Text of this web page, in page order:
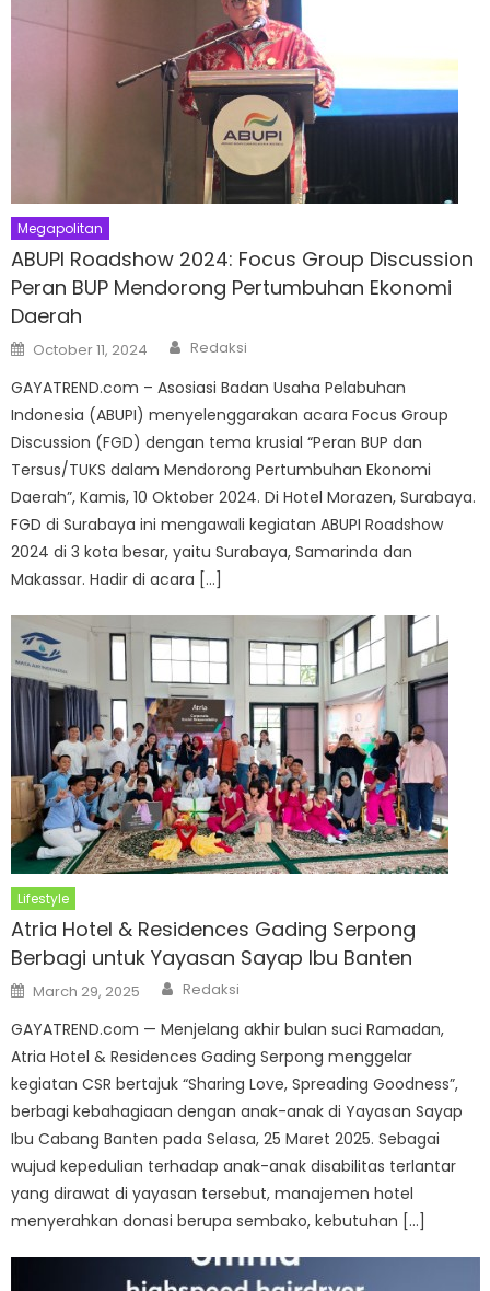
Megapolitan
ABUPI Roadshow 2024: Focus Group Discussion
Peran BUP Mendorong Pertumbuhan Ekonomi
Daerah
Posted
on
October 11, 2024 Author
Redaksi
GAYATREND.com – Asosiasi Badan Usaha Pelabuhan
Indonesia (ABUPI) menyelenggarakan acara Focus Group
Discussion (FGD) dengan tema krusial “Peran BUP dan
Tersus/TUKS dalam Mendorong Pertumbuhan Ekonomi
Daerah”, Kamis, 10 Oktober 2024. Di Hotel Morazen, Surabaya.
FGD di Surabaya ini mengawali kegiatan ABUPI Roadshow
2024 di 3 kota besar, yaitu Surabaya, Samarinda dan
Makassar. Hadir di acara […]
Lifestyle
Atria Hotel & Residences Gading Serpong
Berbagi untuk Yayasan Sayap Ibu Banten
Posted
on
March 29, 2025 Author
Redaksi
GAYATREND.com — Menjelang akhir bulan suci Ramadan,
Atria Hotel & Residences Gading Serpong menggelar
kegiatan CSR bertajuk “Sharing Love, Spreading Goodness”,
berbagi kebahagiaan dengan anak-anak di Yayasan Sayap
Ibu Cabang Banten pada Selasa, 25 Maret 2025. Sebagai
wujud kepedulian terhadap anak-anak disabilitas terlantar
yang dirawat di yayasan tersebut, manajemen hotel
menyerahkan donasi berupa sembako, kebutuhan […]